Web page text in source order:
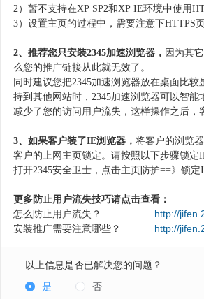
2）暂不支持在XP SP2和XP IE环境中使用
3）设置主页的过程中，需要注意下HTTPS
2、推荐您只安装2345加速浏览器， 因为其
么您的推广链接从此就无效了。
同时建议您把2345加速浏览器放在桌面比
持到其他网站时，2345加速浏览器可以智
减少了您的访问用户流失，这样操作之后，
3、如果客户装了IE浏览器， 将客户的浏览
客户的上网主页锁定。请按照以下步骤锁定
打开2345安全卫士，点击主页防护==》锁
更多防止用户流失技巧请点击查看：
怎么防止用户流失？ http://
安装推广需要注意哪些？ http://
以上信息是否已解决您的问题？
是 否